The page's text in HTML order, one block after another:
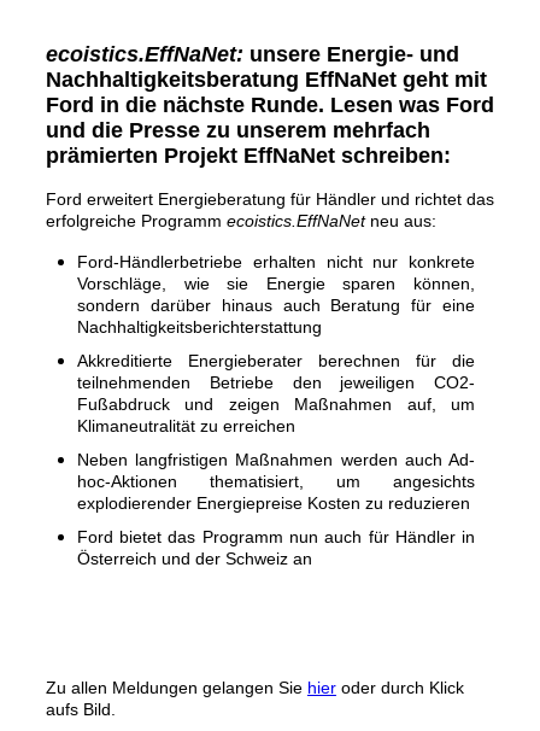
ecoistics.EffNaNet: unsere Energie- und
Nachhaltigkeitsberatung EffNaNet geht mit
Ford in die nächste Runde. Lesen was Ford
und die Presse zu unserem mehrfach
prämierten Projekt EffNaNet schreiben:
Ford erweitert Energieberatung für Händler und richtet das
erfolgreiche Programm ecoistics.EffNaNetneu aus:
Ford-Händlerbetriebe erhalten nicht nur konkrete
Vorschläge, wie sie Energie sparen können,
sondern darüber hinaus auch Beratung für eine
Nachhaltigkeitsberichterstattung
Akkreditierte Energieberater berechnen für die
teilnehmenden Betriebe den jeweiligen CO2-
Fußabdruck und zeigen Maßnahmen auf, um
Klimaneutralität zu erreichen
Neben langfristigen Maßnahmen werden auch Ad-
hoc-Aktionen thematisiert, um angesichts
explodierender Energiepreise Kosten zu reduzieren
Ford bietet das Programm nun auch für Händler in
Österreich und der Schweiz an
Zu allen Meldungen gelangen Sie hieroder durch Klick
aufs Bild.